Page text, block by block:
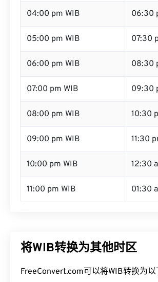
04:00 pm WIB 06:30
05:00 pm WIB 07:30
06:00 pm WIB 08:30
07:00 pm WIB 09:30
08:00 pm WIB 10:30
09:00 pm WIB 11:30
10:00 pm WIB 12:30
11:00 pm WIB 01:30
将WIB转换为其他时区
FreeConvert.com可以将WIB转换为以